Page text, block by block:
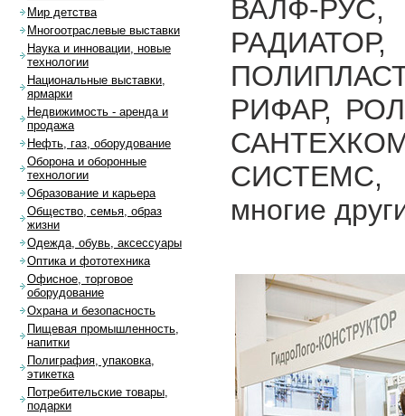
ВАЛФ-
РИФАР,
СИСТЕМС,
многие
Мир детства
Многоотраслевые выставки
Наука и инновации, новые
технологии
Национальные выставки,
ярмарки
Недвижимость - аренда и
продажа
Нефть, газ, оборудование
Оборона и оборонные
технологии
Образование и карьера
Общество, семья, образ
жизни
Одежда, обувь, аксессуары
Оптика и фототехника
Офисное, торговое
оборудование
Охрана и безопасность
Пищевая промышленность,
напитки
Полиграфия, упаковка,
этикетка
Потребительские товары,
подарки